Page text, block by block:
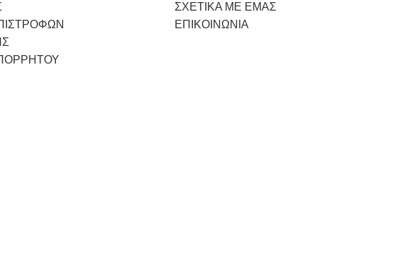
ΣΧΕΤΙΚΑ ΜΕ ΕΜΑΣ
ΕΠΙΚΟΙΝΩΝΙΑ